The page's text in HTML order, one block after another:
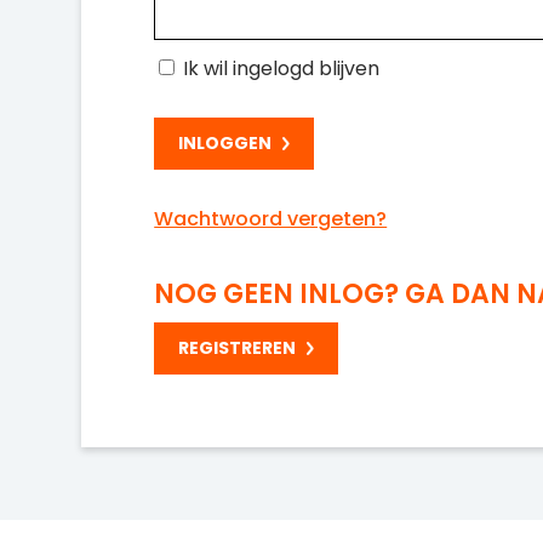
Ik wil ingelogd blijven
Wachtwoord vergeten?
NOG GEEN INLOG? GA DAN
REGISTREREN